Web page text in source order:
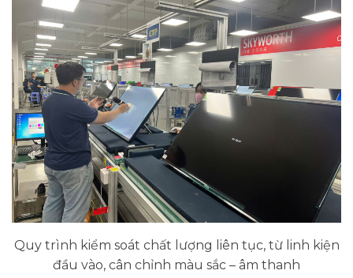
Quy trình kiểm soát chất lượng liên tục, từ linh kiện
đầu vào, cân chỉnh màu sắc – âm thanh